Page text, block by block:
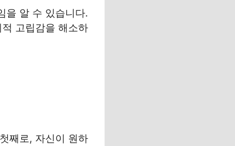
을 알 수 있습니다.
고립감을 해소하
째로, 자신이 원하